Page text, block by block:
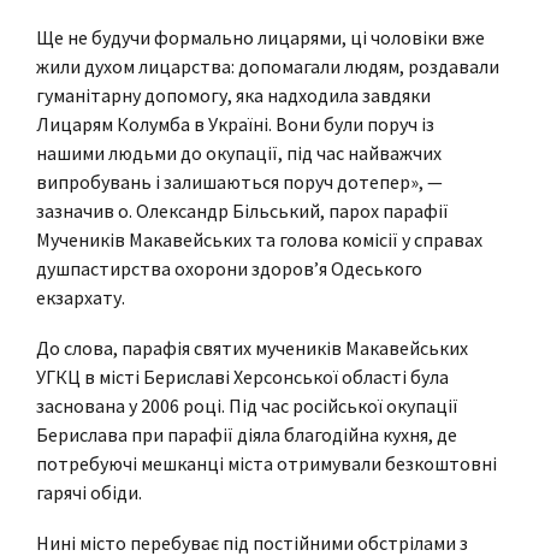
Ще не будучи формально лицарями, ці чоловіки вже
жили духом лицарства: допомагали людям, роздавали
гуманітарну допомогу, яка надходила завдяки
Лицарям Колумба в Україні. Вони були поруч із
нашими людьми до окупації, під час найважчих
випробувань і залишаються поруч дотепер», —
зазначив о. Олександр Більський, парох парафії
Мучеників Макавейських та голова комісії у справах
душпастирства охорони здоров’я Одеського
екзархату.
До слова, парафія святих мучеників Макавейських
УГКЦ в місті Бериславі Херсонської області була
заснована у 2006 році. Під час російської окупації
Берислава при парафії діяла благодійна кухня, де
потребуючі мешканці міста отримували безкоштовні
гарячі обіди.
Нині місто перебуває під постійними обстрілами з